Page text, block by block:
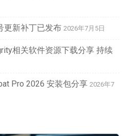
更新补丁已发布 2026年7月5日
相关软件资源下载分享 持续
Pro 2026 安装包分享 2026年7